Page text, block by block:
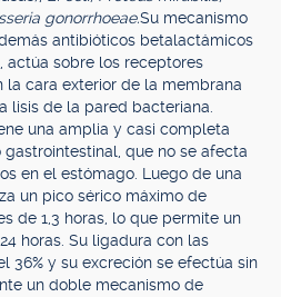
gonorrhoeae.Su mecanismo
antibióticos betalactámicos
actúa sobre los receptores
la cara exterior de la membrana
lisis de la pared bacteriana.
una amplia y casi completa
gastrointestinal, que no se afecta
en el estómago. Luego de una
un pico sérico máximo de
de 1,3 horas, lo que permite un
horas. Su ligadura con las
36% y su excreción se efectúa sin
un doble mecanismo de